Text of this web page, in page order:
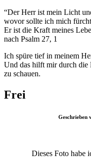
“Der Herr ist mein Licht
wovor sollte ich mich
Er ist die Kraft meines
nach Psalm 27, 1
Ich spüre tief in meinem
Und das hilft mir durch die
zu schauen.
Frei
Geschrieben
Dieses Foto habe